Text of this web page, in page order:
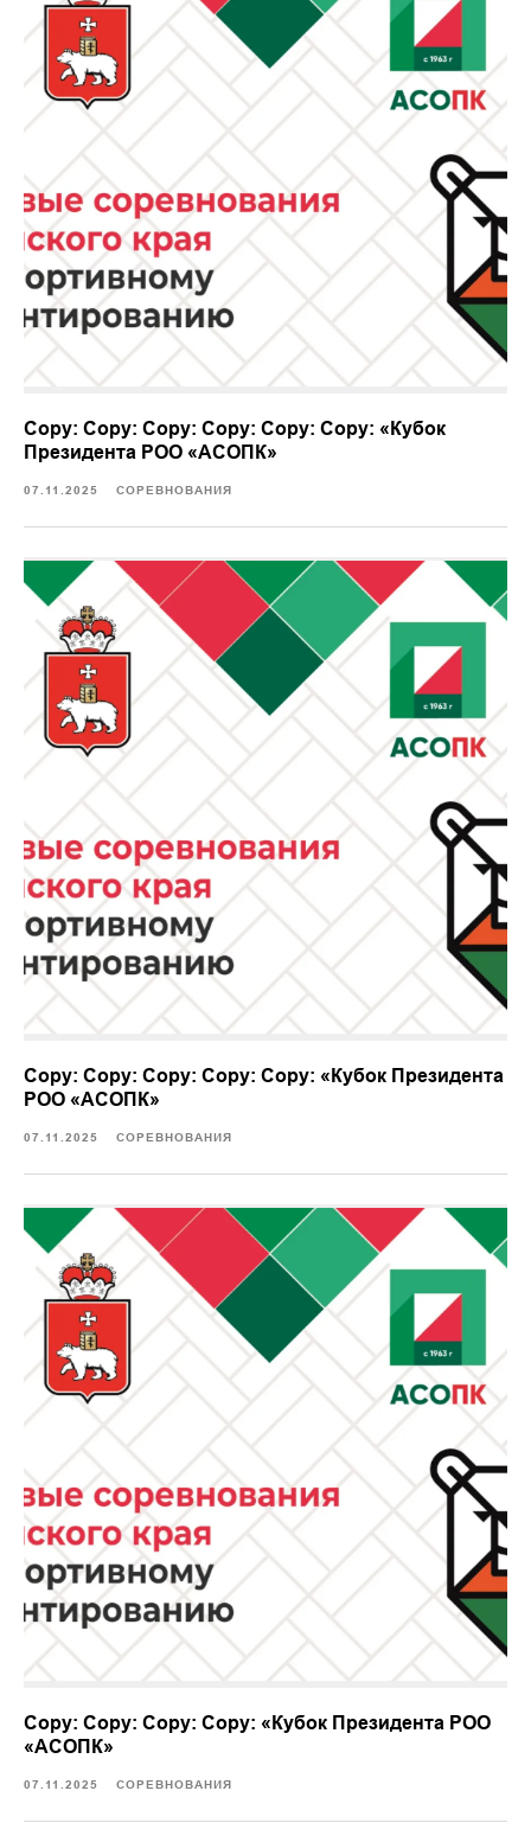
Copy: Copy: Copy: Copy: Copy: Copy: «Кубок
Президента РОО «АСОПК»
07.11.2025 СОРЕВНОВАНИЯ
Copy: Copy: Copy: Copy: Copy: «Кубок Президента
РОО «АСОПК»
07.11.2025 СОРЕВНОВАНИЯ
Copy: Copy: Copy: Copy: «Кубок Президента РОО
«АСОПК»
07.11.2025 СОРЕВНОВАНИЯ